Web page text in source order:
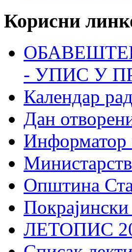
Корисни
- УПИС У
Календар
Дан
Информатор
Општина
Покрајински
ЛЕТОПИС